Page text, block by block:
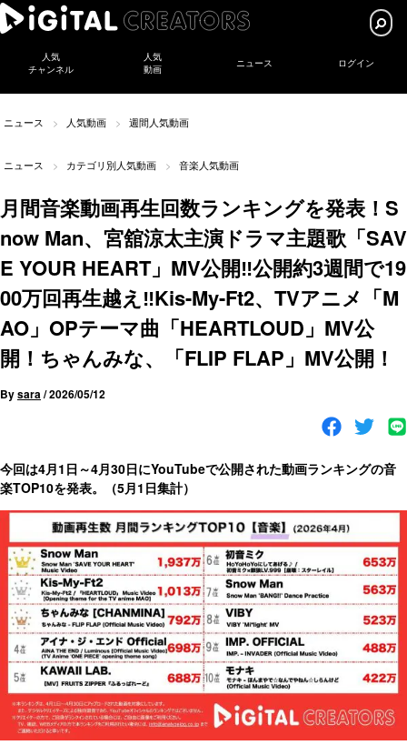
人気
チャンネル
人気
動画
ニュース ログイン
ニュース 人気動画 週間人気動画
ニュース カテゴリ別人気動画 音楽人気動画
月間音楽動画再生回数ランキングを発表！S
now Man、宮舘涼太主演ドラマ主題歌「SAV
E YOUR HEART」MV公開‼公開約3週間で19
00万回再生越え‼Kis-My-Ft2、TVアニメ「M
AO」OPテーマ曲「HEARTLOUD」MV公
開！ちゃんみな、「FLIP FLAP」MV公開！
Bysara/2026/05/12
今回は4月1日～4月30日にYouTubeで公開された動画ランキングの音
楽TOP10を発表。（5月1日集計）